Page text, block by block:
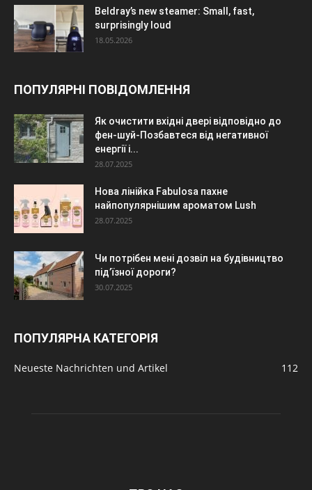
Beldray’s new steamer: Small, fast,
surprisingly loud
18.05.2026
ПОПУЛЯРНІ ПОВІДОМЛЕННЯ
Як очистити вхідні двері відповідно до
фен-шуй-Позбавтеся від негативної
енергії і...
28.07.2025
Нова лінійка Fabulosa пахне
найпопулярнішим ароматом Lush
28.07.2025
Чи потрібен мені дозвіл на будівництво
під’їзної дороги?
30.07.2025
ПОПУЛЯРНА КАТЕГОРІЯ
Neueste Nachrichten und Artikel 112